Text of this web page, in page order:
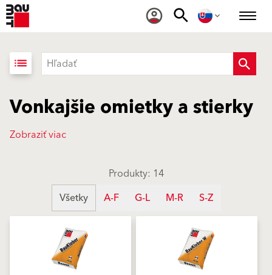
list
Vonkajšie omietky a stierky
Zobraziť viac
Produkty: 14
Všetky
A-F G-L M-R S-Z